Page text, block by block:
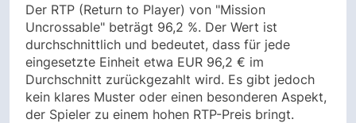
Der RTP (Return to Player) von "Mission
Uncrossable" beträgt 96,2 %. Der Wert ist
durchschnittlich und bedeutet, dass für jede
eingesetzte Einheit etwa EUR 96,2 € im
Durchschnitt zurückgezahlt wird. Es gibt jedoch
kein klares Muster oder einen besonderen Aspekt,
der Spieler zu einem hohen RTP-Preis bringt.